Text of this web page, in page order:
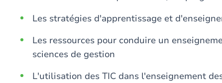
Les stratégies d'apprentissage et
Les ressources pour conduire un
sciences de gestion
L'utilisation des TIC dans l'enseignement